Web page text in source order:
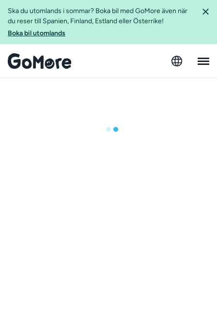
Ska du utomlands i sommar? Boka bil med GoMore även när
du reser till Spanien, Finland, Estland eller Österrike!
Boka bil utomlands